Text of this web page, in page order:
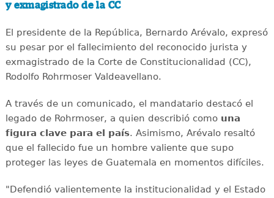
y exmagistrado de la CC
El presidente de la República, Bernardo Arévalo, expresó
su pesar por el fallecimiento del reconocido jurista y
exmagistrado de la Corte de Constitucionalidad (CC),
Rodolfo Rohrmoser Valdeavellano.
A través de un comunicado, el mandatario destacó el
legado de Rohrmoser, a quien describió comouna
figura clave para el país. Asimismo, Arévalo resaltó
que el fallecido fue un hombre valiente que supo
proteger las leyes de Guatemala en momentos difíciles.
"Defendió valientemente la institucionalidad y el Estado